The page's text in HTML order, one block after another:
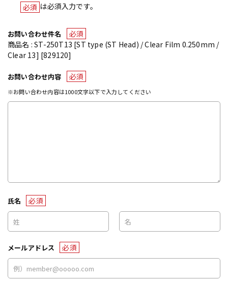
必須 は必須入力です。
お問い合わせ件名
必須
商品名 : ST-250T13 [ST type (ST Head) / Clear Film 0.250mm /
Clear 13] [829120]
お問い合わせ内容 必須
※お問い合わせ内容は1000文字以下で入力してください
氏名 必須
メールアドレス 必須